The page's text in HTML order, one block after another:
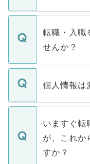
ます。通常、
いただきま
マイナビ
うち約3割は
けない「非
下記の理由
ません。
■応募殺到を
関を公にして
に、医療機
みを人材紹
ています。
転職・入職
せんか？
転職・入職を
ん。また、
定を承諾する
の辞退の連
個人情報は
個人情報が漏
で、ご安心
などで収集
ご本人のキ
支援を目的
いますぐ転
が、これか
すか？